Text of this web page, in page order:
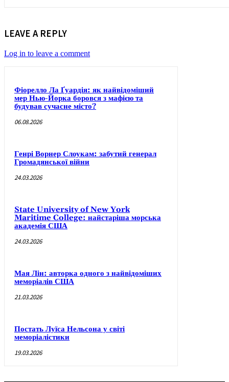
LEAVE A REPLY
Log in to leave a comment
Фіорелло Ла Ґуардія: як найвідоміший
мер Нью-Йорка боровся з мафією та
будував сучасне місто?
06.08.2026
Генрі Ворнер Слоукам: забутий генерал
Громадянської війни
24.03.2026
State University of New York
Maritime College: найстаріша морська
академія США
24.03.2026
Мая Лін: авторка одного з найвідоміших
меморіалів США
21.03.2026
Постать Луїса Нельсона у світі
меморіалістики
19.03.2026